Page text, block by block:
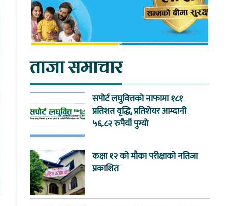
ताजा समाचार
सपोर्ट लघुवित्तको नाफामा १८१
प्रतिशत वृद्धि, प्रतिशेयर आम्दानी
५६.८२ रुपैयाँ पुग्यो
कक्षा १२ को मौका परीक्षाको नतिजा
प्रकाशित